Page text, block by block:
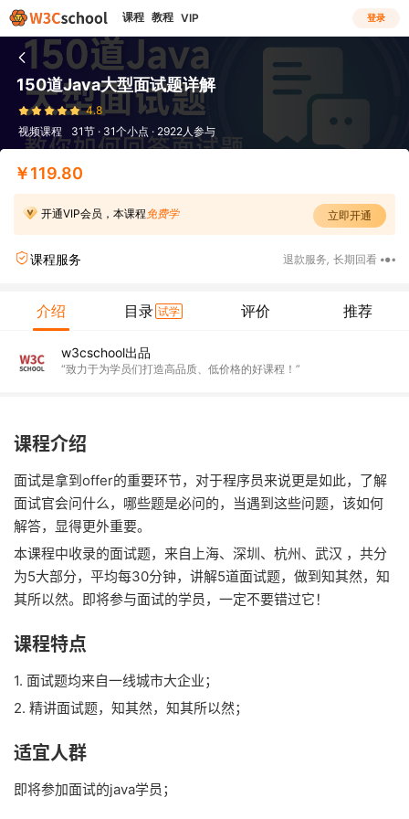
课程 教程 VIP 登录
150道Java大型面试题详解
4.8
视频课程
31节 · 31个小点 · 2922人参与
￥119.80
开通VIP会员，本课程 免费学 立即开通
课程服务 退款服务 长期回看
介绍 目录 试学 评价 推荐
w3cschool出品
“致力于为学员们打造高品质、低价格的好课程！”
课程介绍
面试是拿到offer的重要环节，对于程序员来说更是如此，了解
面试官会问什么，哪些题是必问的，当遇到这些问题，该如何
解答，显得更外重要。
本课程中收录的面试题，来自上海、深圳、杭州、武汉 ，共分
为5大部分，平均每30分钟，讲解5道面试题，做到知其然，知
其所以然。即将参与面试的学员，一定不要错过它！
课程特点
1. 面试题均来自一线城市大企业；
2. 精讲面试题，知其然，知其所以然；
适宜人群
即将参加面试的java学员；